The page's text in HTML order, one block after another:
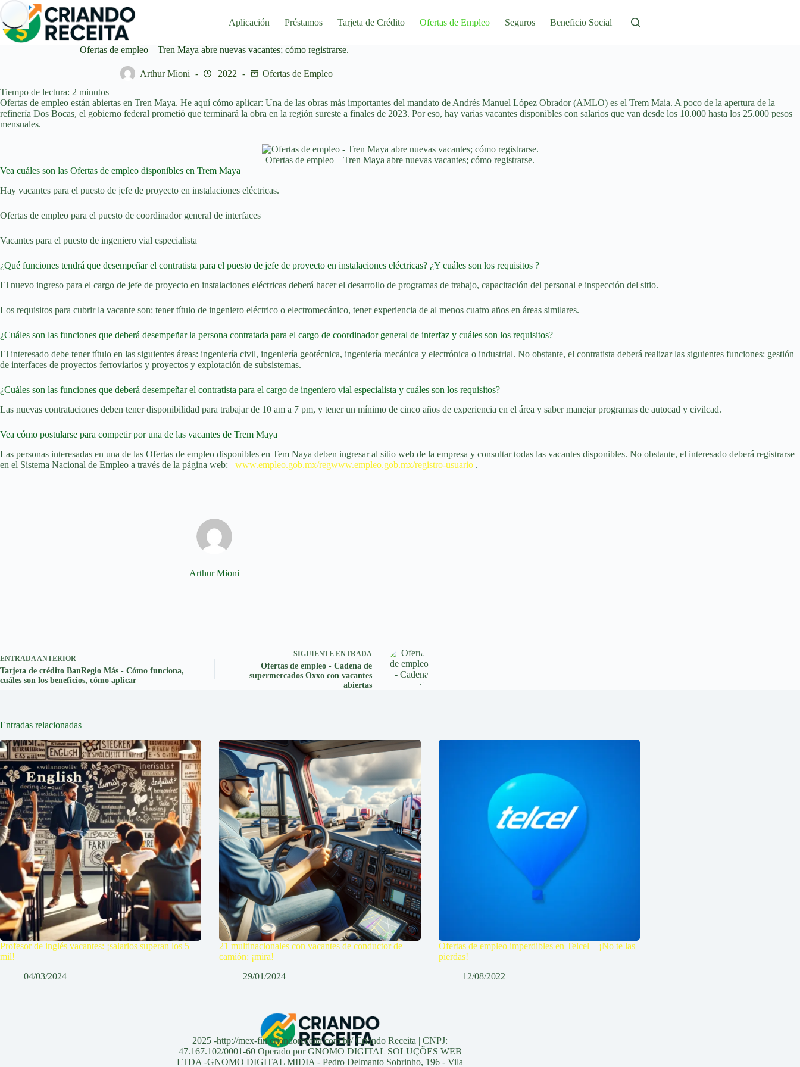
Saltar
contenido
Aplicación Préstamos Tarjeta de Crédito Ofertas de Empleo Seguros Beneficio Social
Ofertas de empleo – Tren Maya abre nuevas vacantes; cómo registrarse.
Arthur Mioni 2022
Ofertas de Empleo
Tiempo de lectura: 2 minutos
Ofertas de empleo están abiertas en Tren Maya. He aquí cómo aplicar: Una de las obras más importantes del mandato de Andrés Manuel López Obrador (AMLO) es el Trem Maia. A poco de la apertura de la
refinería Dos Bocas, el gobierno federal prometió que terminará la obra en la región sureste a finales de 2023. Por eso, hay varias vacantes disponibles con salarios que van desde los 10.000 hasta los 25.000 pesos
mensuales.
Ofertas de empleo – Tren Maya abre nuevas vacantes; cómo registrarse.
Vea cuáles son las Ofertas de empleo disponibles en Trem Maya
Hay vacantes para el puesto de jefe de proyecto en instalaciones eléctricas.
Ofertas de empleo para el puesto de coordinador general de interfaces
Vacantes para el puesto de ingeniero vial especialista
¿Qué funciones tendrá que desempeñar el contratista para el puesto de jefe de proyecto en instalaciones eléctricas? ¿Y cuáles son los requisitos ?
El nuevo ingreso para el cargo de jefe de proyecto en instalaciones eléctricas deberá hacer el desarrollo de programas de trabajo, capacitación del personal e inspección del sitio.
Los requisitos para cubrir la vacante son: tener título de ingeniero eléctrico o electromecánico, tener experiencia de al menos cuatro años en áreas similares.
¿Cuáles son las funciones que deberá desempeñar la persona contratada para el cargo de coordinador general de interfaz y cuáles son los requisitos?
El interesado debe tener título en las siguientes áreas: ingeniería civil, ingeniería geotécnica, ingeniería mecánica y electrónica o industrial. No obstante, el contratista deberá realizar las siguientes funciones: gestión
de interfaces de proyectos ferroviarios y proyectos y explotación de subsistemas.
¿Cuáles son las funciones que deberá desempeñar el contratista para el cargo de ingeniero vial especialista y cuáles son los requisitos?
Las nuevas contrataciones deben tener disponibilidad para trabajar de 10 am a 7 pm, y tener un mínimo de cinco años de experiencia en el área y saber manejar programas de autocad y civilcad.
Vea cómo postularse para competir por una de las vacantes de Trem Maya
Las personas interesadas en una de las Ofertas de empleo disponibles en Tem Naya deben ingresar al sitio web de la empresa y consultar todas las vacantes disponibles. No obstante, el interesado deberá registrarse
en el Sistema Nacional de Empleo a través de la página web: www.empleo.gob.mx/regwww.empleo.gob.mx/registro-usuario .
Arthur Mioni
ENTRADA ANTERIOR
Tarjeta de crédito BanRegio Más - Cómo funciona,
cuáles son los beneficios, cómo aplicar
SIGUIENTE ENTRADA
Ofertas de empleo - Cadena de
supermercados Oxxo con vacantes
abiertas
Entradas relacionadas
Profesor de inglés vacantes: ¡salarios superan los 5
mil!
04/03/2024
21 multinacionales con vacantes de conductor de
camión: ¡mira!
29/01/2024
Ofertas de empleo imperdibles en Telcel – ¡No te las
pierdas!
12/08/2022
2025 -http://mex-fin.criandoreceita.com.br/ Criando Receita | CNPJ:
47.167.102/0001-60 Operado por GNOMO DIGITAL SOLUÇÕES WEB
LTDA -GNOMO DIGITAL MIDIA - Pedro Delmanto Sobrinho, 196 - Vila